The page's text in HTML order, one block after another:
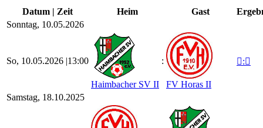
Datum | Zeit Heim Gast
Sonntag, 10.05.2026
So, 10.05.2026 |13:00
Haimbacher SV II
:
FV Horas II
:
Samstag, 18.10.2025